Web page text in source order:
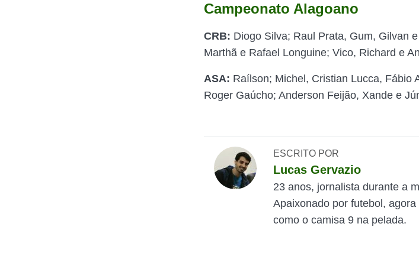
Campeonato Alagoano
CRB: Diogo Silva; Raul Prata, Gum, Gilvan
Marthã e Rafael Longuine; Vico, Richard e
ASA: Raílson; Michel, Cristian Lucca, Fábio
Roger Gaúcho; Anderson Feijão, Xande e
ESCRITO POR
Lucas Gervazio
23 anos, jornalista durante a
Apaixonado por futebol,
como o camisa 9 na pelada.